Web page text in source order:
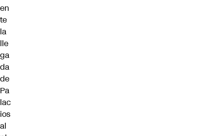
en
te
la
lle
ga
da
de
Pa
lac
ios
al